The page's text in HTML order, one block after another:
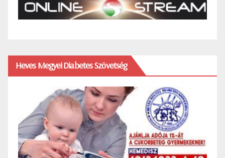
Heves Megyei Diabetes Szövetség